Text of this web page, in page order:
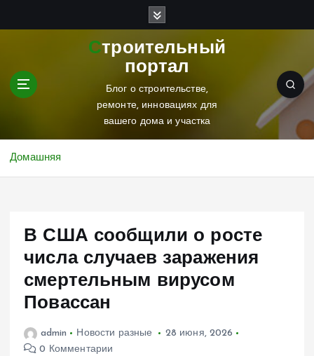
Строительный
портал
Блог о строительстве,
ремонте, инновациях для
вашего дома и участка
Домашняя
В США сообщили о росте
числа случаев заражения
смертельным вирусом
Повассан
admin Новости разные
28 июня, 2026
0 Комментарии